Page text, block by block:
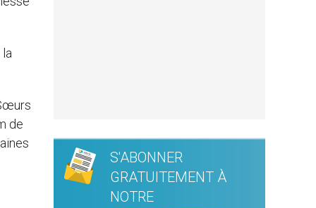
de
S'ABONNER
GRATUITEMENT À
NOTRE